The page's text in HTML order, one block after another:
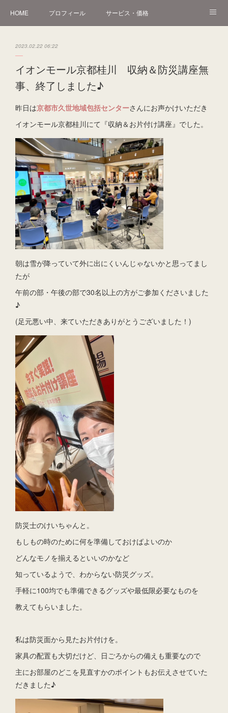
HOME プロフィール サービス・価格
2023.02.22 06:22
イオンモール京都桂川 収納＆防災講座無
事、終了しました♪
昨日は京都市久世地域包括センターさんにお声かけいただき
イオンモール京都桂川にて『収納＆お片付け講座』でした。
朝は雪が降っていて外に出にくいんじゃないかと思ってまし
たが
午前の部・午後の部で30名以上の方がご参加くださいました
♪
(足元悪い中、来ていただきありがとうございました！)
防災士のけいちゃんと。
もしもの時のために何を準備しておけばよいのか
どんなモノを揃えるといいのかなど
知っているようで、わからない防災グッズ。
手軽に100均でも準備できるグッズや最低限必要なものを
教えてもらいました。
私は防災面から見たお片付けを。
家具の配置も大切だけど、日ごろからの備えも重要なので
主にお部屋のどこを見直すかのポイントもお伝えさせていた
だきました♪